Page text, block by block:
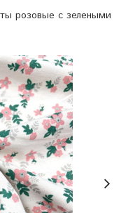
розовые с зелеными